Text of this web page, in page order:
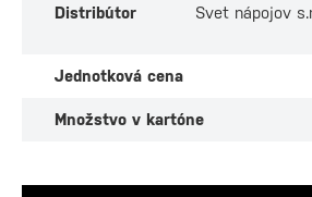
Distribútor
Svet nápojov
Jednotková cena
Množstvo v kartóne